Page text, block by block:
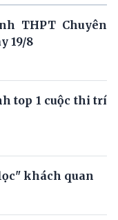
THPT Chuyên
19/8
top 1 cuộc thi trí
khách quan